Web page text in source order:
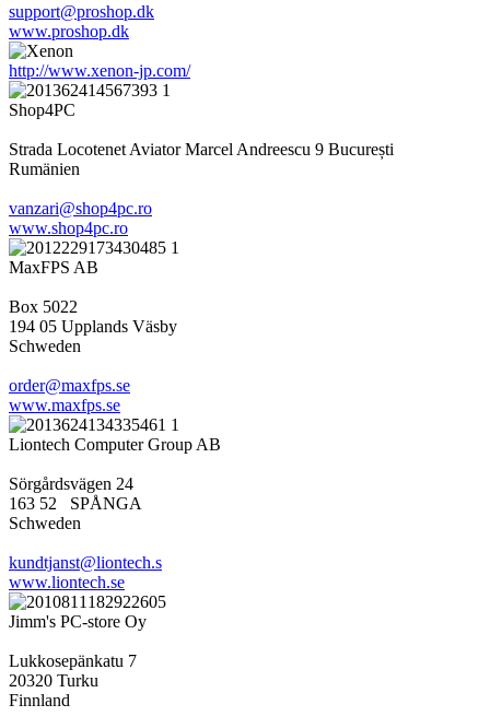
support@proshop.dk
www.proshop.dk
http://www.xenon-jp.com/
Shop4PC
Strada Locotenet Aviator Marcel Andreescu 9 București
Rumänien
vanzari@shop4pc.ro
www.shop4pc.ro
MaxFPS AB
Box 5022
194 05 Upplands Väsby
Schweden
order@maxfps.se
www.maxfps.se
Liontech Computer Group AB
Sörgårdsvägen 24
163 52 SPÅNGA
Schweden
kundtjanst@liontech.s
www.liontech.se
Jimm's PC-store Oy
Lukkosepänkatu 7
20320 Turku
Finnland